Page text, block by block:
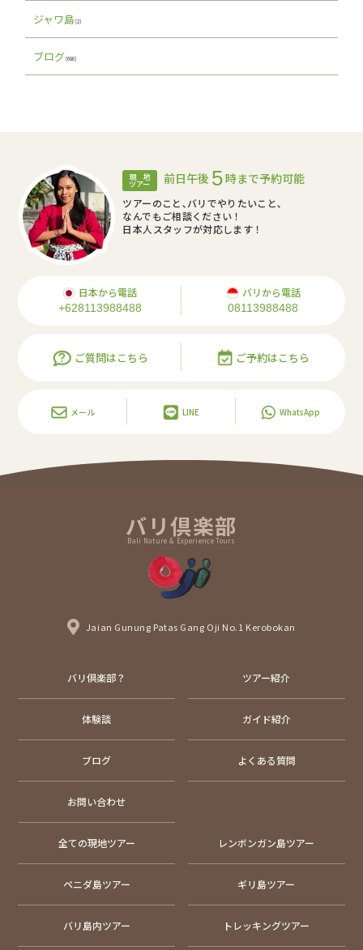
ジャワ島(2)
ブログ(686)
現 地
ツアー 前日午後 5時まで予約可能
ツアーのこと､バリでやりたいこと､
なんでもご相談ください！
日本人スタッフが対応します！
日本から電話
+628113988488
バリから電話
08113988488
ご質問はこちら ご予約はこちら
メール LINE WhatsApp
バリ倶楽部
Bali Nature & Experience Tours
Jaian Gunung Patas Gang Oji No.1 Kerobokan
バリ倶楽部？ ツアー紹介
体験談 ガイド紹介
ブログ よくある質問
お問い合わせ
全ての現地ツアー レンボンガン島ツアー
ペニダ島ツアー ギリ島ツアー
バリ島内ツアー トレッキングツアー